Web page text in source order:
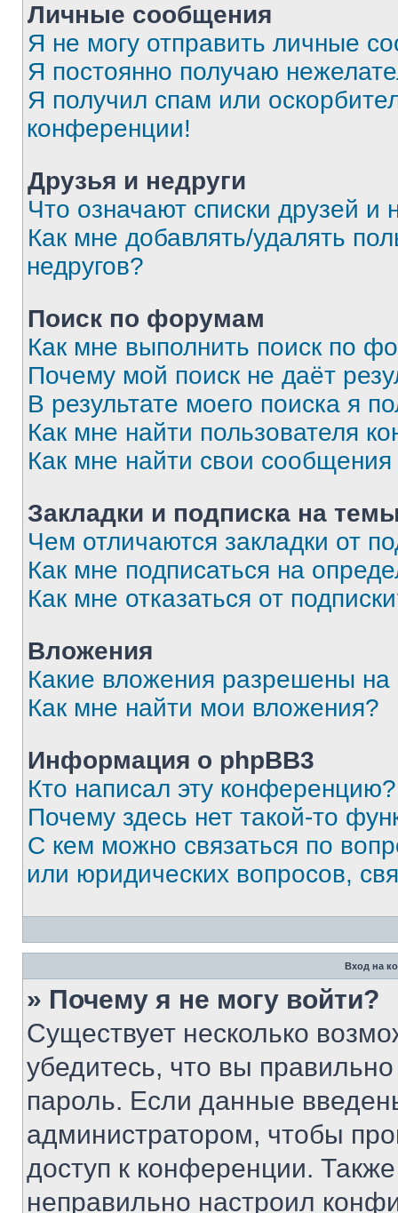
Личные сообщения
Я не могу отправить личные
Я постоянно получаю
Я получил спам или
конференции!
Друзья и недруги
Что означают списки друзей и
Как мне добавлять/удалять
недругов?
Поиск по форумам
Как мне выполнить поиск по
Почему мой поиск не даёт
В результате моего поиска я
Как мне найти пользователя
Как мне найти свои
Закладки и подписка на
Чем отличаются закладки от
Как мне подписаться на
Как мне отказаться от
Вложения
Какие вложения разрешены
Как мне найти мои вложения?
Информация о phpBB3
Кто написал эту конференцию?
Почему здесь нет такой-то
С кем можно связаться по
или юридических вопросов,
Вход на
» Почему я не могу войти?
Существует несколько
убедитесь, что вы
пароль. Если данные
администратором, чтобы
доступ к конференции.
неправильно настроил